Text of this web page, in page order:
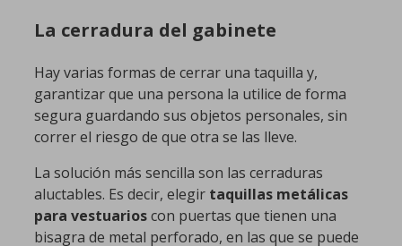
La cerradura del gabinete
Hay varias formas de cerrar una taquilla y,
garantizar que una persona la utilice de forma
segura guardando sus objetos personales, sin
correr el riesgo de que otra se las lleve.
La solución más sencilla son las cerraduras
aluctables. Es decir, elegir taquillas metálicas
para vestuarioscon puertas que tienen una
bisagra de metal perforado, en las que se puede